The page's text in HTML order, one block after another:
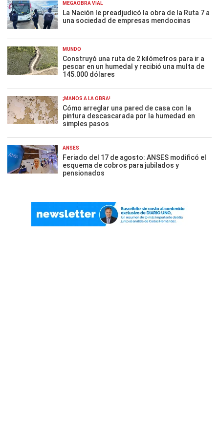
MEGAOBRA VIAL
La Nación le preadjudicó la obra de la Ruta 7 a
una sociedad de empresas mendocinas
MUNDO
Construyó una ruta de 2 kilómetros para ir a
pescar en un humedal y recibió una multa de
145.000 dólares
¡MANOS A LA OBRA!
Cómo arreglar una pared de casa con la
pintura descascarada por la humedad en
simples pasos
ANSES
Feriado del 17 de agosto: ANSES modificó el
esquema de cobros para jubilados y
pensionados